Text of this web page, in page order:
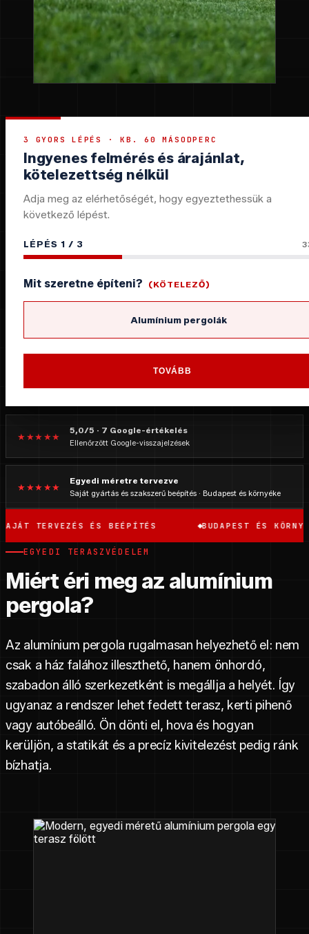
3 GYORS LÉPÉS · KB. 60 MÁSODPERC
Ingyenes felmérés és árajánlat,
kötelezettség nélkül
Adja meg az elérhetőségét, hogy egyeztethessük a
következő lépést.
LÉPÉS 1 / 3
Mit szeretne építeni? (KÖTELEZŐ)
Alumínium pergolák
TOVÁBB
★★★★★
5,0/5 · 7 Google-értékelés
Ellenőrzött Google-visszajelzések
★★★★★
Egyedi méretre tervezve
Saját gyártás és szakszerű beépítés · Budapest és környéke
ÉS BEÉPÍTÉS BUDAPEST ÉS KÖRNYÉKE
EGYEDI TERASZVÉDELEM
Miért éri meg az alumínium
pergola?
Az alumínium pergola rugalmasan helyezhető el: nem
csak a ház falához illeszthető, hanem önhordó,
szabadon álló szerkezetként is megállja a helyét. Így
ugyanaz a rendszer lehet fedett terasz, kerti pihenő
vagy autóbeálló. Ön dönti el, hova és hogyan
kerüljön, a statikát és a precíz kivitelezést pedig ránk
bízhatja.